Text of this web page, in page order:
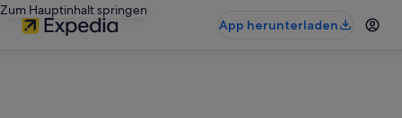
Zum Hauptinhalt springen
App herunterladen